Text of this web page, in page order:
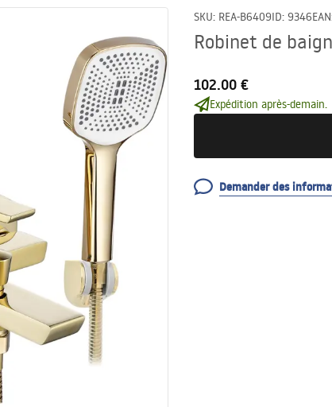
SKU: REA-B6409ID: 9346EAN
Robinet de
102.00 €
Expédition après-demain.
Demander des